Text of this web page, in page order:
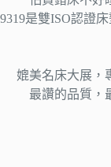
9319是雙ISO認證
媲美名床大展，
最讚的品質，